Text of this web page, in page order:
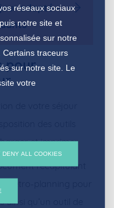
adapté –
pour
de votre séjour
et imprimer.
récapitulant
qu’un outil de
réseaux sociaux
notre site et
sur notre
traceurs
sur notre site. Le
votre
DENY ALL COOKIES